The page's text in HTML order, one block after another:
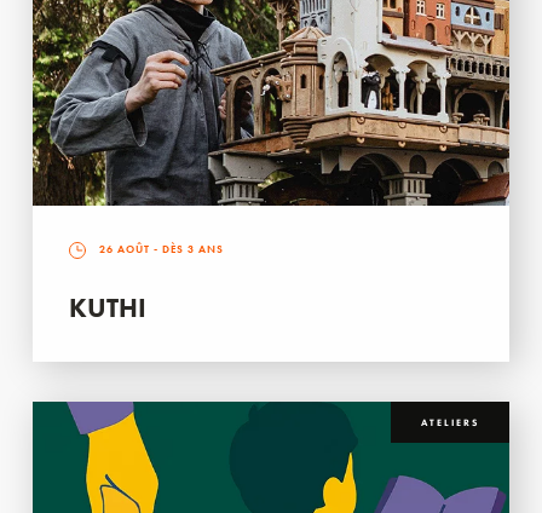
26 AOÛT - DÈS 3 ANS
KUTHI
ATELIERS